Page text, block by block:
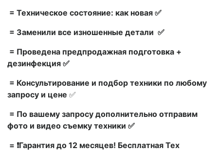
= Техническое состояние: как новая ✅
= Заменили все изношенные детали ✅
= Проведена предпродажная подготовка +
дезинфекция ✅
= Консультирование и подбор техники по любому
запросу и цене ✅
= По вашему запросу дополнительно отправим
фото и видео съемку техники ✅
= ❗Гарантия до 12 месяцев! Бесплатная Тех